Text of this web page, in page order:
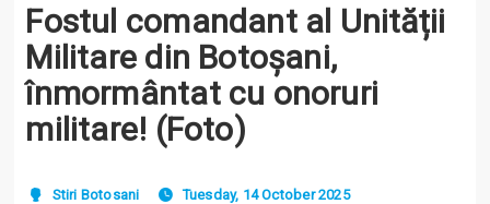
Fostul comandant al Unității
Militare din Botoșani,
înmormântat cu onoruri
militare! (Foto)
Stiri Botosani
Tuesday, 14 October 2025